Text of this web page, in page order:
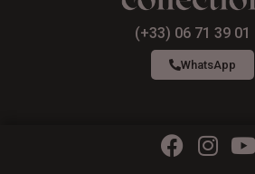
(+33) 06 71 39 01
WhatsApp
F
I
Y